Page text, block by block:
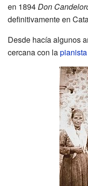
en 1894 Don
definitivamente en
Desde hacía algunos
cercana con lapianista